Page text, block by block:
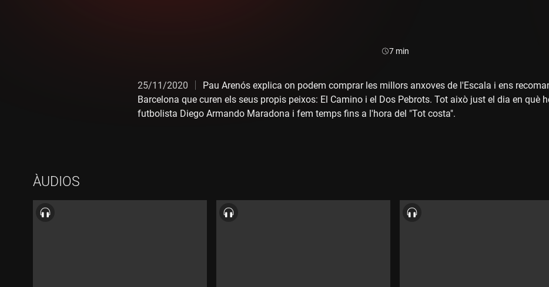
Durada:
7 min
25/11/2020
Pau Arenós explica on podem comprar les millors anxoves de l'Escala i ens
Barcelona que curen els seus propis peixos: El Camino i el Dos Pebrots. Tot això just el dia en què
futbolista Diego Armando Maradona i fem temps fins a l'hora del "Tot costa".
ÀUDIOS